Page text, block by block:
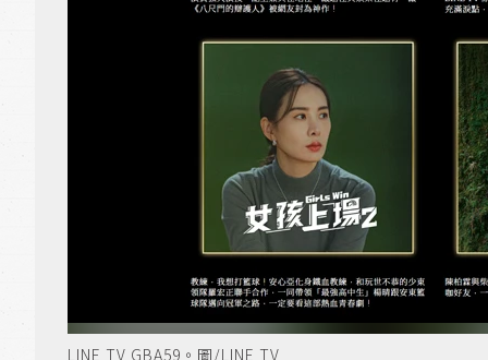
LINE TV GBA59。圖/LINE TV